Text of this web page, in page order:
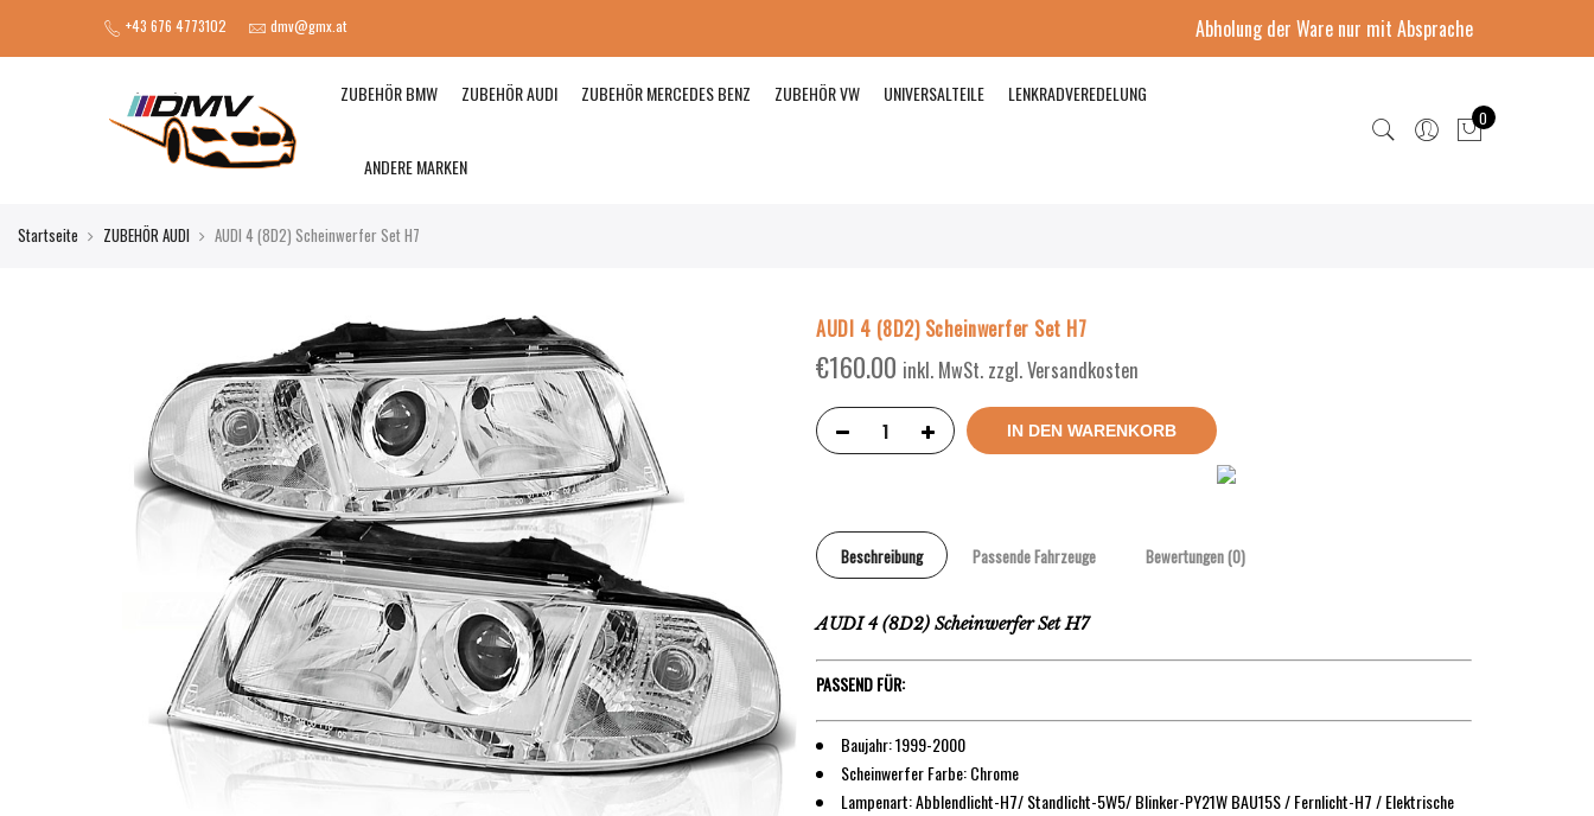
+43 676 4773102 dmv@gmx.at Abholung der Ware nur mit Absprache
ZUBEHÖR BMW ZUBEHÖR AUDI ZUBEHÖR MERCEDES BENZ ZUBEHÖR VW UNIVERSALTEILE LENKRADVEREDELUNG
ANDERE MARKEN
0
Startseite ZUBEHÖR AUDI AUDI 4 (8D2) Scheinwerfer Set H7
AUDI 4 (8D2) Scheinwerfer Set H7
€160.00 inkl. MwSt. zzgl. Versandkosten
IN DEN WARENKORB
Beschreibung Passende Fahrzeuge Bewertungen (0)
AUDI 4 (8D2) Scheinwerfer Set H7
PASSEND FÜR:
Baujahr: 1999-2000
Scheinwerfer Farbe: Chrome
Lampenart: Abblendlicht-H7/ Standlicht-5W5/ Blinker-PY21W BAU15S / Fernlicht-H7 / Elektrische